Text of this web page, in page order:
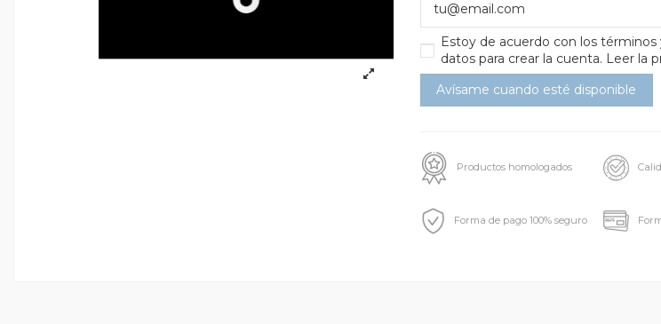
Estoy de acuerdo con los términos
datos para crear la cuenta. Leer la
Productos homologados
Forma de pago 100% seguro